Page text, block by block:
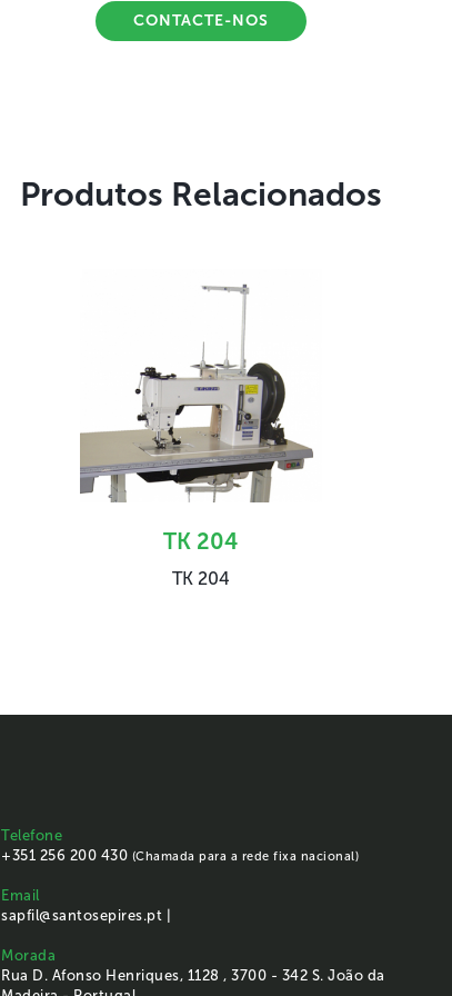
CONTACTE-NOS
Produtos Relacionados
TK 204
TK 204
Telefone
+351 256 200 430 (Chamada para a rede fixa nacional)
Email
sapfil@santosepires.pt |
Morada
Rua D. Afonso Henriques, 1128 , 3700 - 342 S. João da